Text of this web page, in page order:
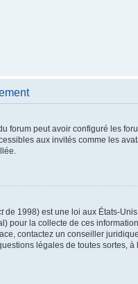
forum peut avoir configuré les
aux invités comme les
de 1998) est une loi aux États-
pour la collecte de ces
contactez un conseiller
légales de toutes sortes,